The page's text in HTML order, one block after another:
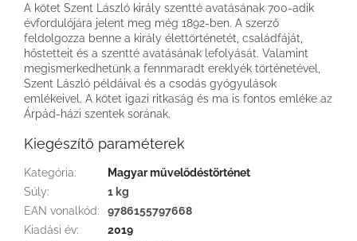
A kötet Szent László király szentté avatásának 700-adik
évfordulójára jelent meg még 1892-ben. A szerző
feldolgozza benne a király élettörténetét, családfáját,
hőstetteit és a szentté avatásának lefolyását. Valamint
megismerkedhetünk a fennmaradt ereklyék történetével,
Szent László példáival és a csodás gyógyulások
emlékeivel. A kötet igazi ritkaság és ma is fontos emléke az
Árpád-házi szentek sorának.
Kiegészítő paraméterek
Kategória:
Magyar művelődéstörténet
Súly:
1 kg
EAN vonalkód:
9786155797668
Kiadási év:
2019